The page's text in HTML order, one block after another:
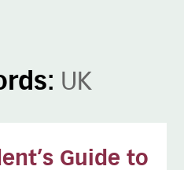
UK
Guide to